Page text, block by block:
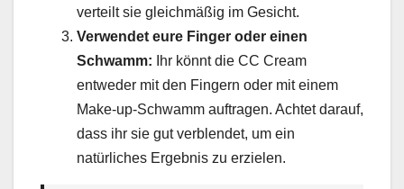
verteilt sie gleichmäßig im Gesicht.
Verwendet eure Finger oder einen
Schwamm: Ihr könnt die CC Cream
entweder mit den Fingern oder mit einem
Make-up-Schwamm auftragen. Achtet darauf,
dass ihr sie gut verblendet, um ein
natürliches Ergebnis zu erzielen.